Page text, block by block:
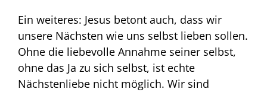
Ein weiteres: Jesus betont auch, dass wir
unsere Nächsten wie uns selbst lieben sollen.
Ohne die liebevolle Annahme seiner selbst,
ohne das Ja zu sich selbst, ist echte
Nächstenliebe nicht möglich. Wir sind